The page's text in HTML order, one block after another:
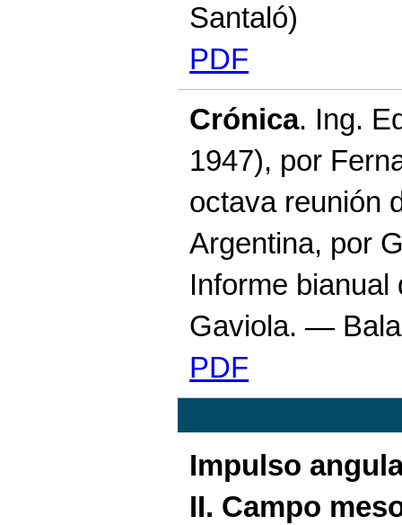
Santaló)
PDF
Crónica. Ing.
1947), por
octava reunión
Argentina, por
Informe
Gaviola. —
PDF
Impulso
II. Campo